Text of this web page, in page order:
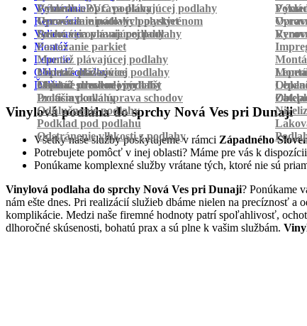
Pokládka PVC podlahy
Výmena a oprava plávajúcej podlahy
Oprava laminátových parkiet
Vyrovnanie
Vyrovnanie podlahy polystyrénom
Suché vyrovnanie podlahy
Renovácia
Renovácia plávajúcej podlahy
Pastovanie parkiet
Vylievanie
Montáž
Montáž plávajúcej podlahy
Montáž dlážkovice
Montáž prechodových líšt
Lepenie
Lepenie plávajúcej podlahy
Lepenie drevenej podlahy
Obklad schodov
Obklad schodov vinylom
Protišmyková úprava schodov
Ďalšie
Izolácia podlahy
Odhlučnenie podlahy
Podklad pod podlahu
Odstránenie vlhkosti z podlahy
Vinylová podlaha do sprchy Nová Ves pri Dunaji
Všetky naše služby poskytujeme v rámci Západného
Potrebujete pomôcť v inej oblasti? Máme pre vás k
Ponúkame komplexné služby vrátane tých, ktoré nie sú
Vinylová podlaha do sprchy Nová Ves pri Dunaji? Ponúkame
nám ešte dnes. Pri realizácií služieb dbáme nielen na precíznosť
komplikácie. Medzi naše firemné hodnoty patrí spoľahlivosť,
dlhoročné skúsenosti, bohatú prax a sú plne k vašim službám.